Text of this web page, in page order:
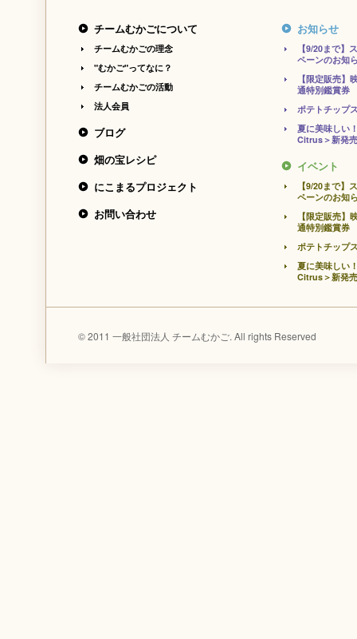
チームむかごについて
チームむかごの理念
"むかご"ってなに？
チームむかごの活動
法人会員
ブログ
畑の宝レシピ
にこまるプロジェクト
お問い合わせ
お知らせ
【9/20まで】
ペーンのお知
【限定販売】
通特別鑑賞券
ポテトチップ
夏に美味しい
Citrus＞新発
イベント
【9/20まで】
ペーンのお知
【限定販売】
通特別鑑賞券
ポテトチップ
夏に美味しい
Citrus＞新発
© 2011 一般社団法人 チームむかご. All rights Reserved